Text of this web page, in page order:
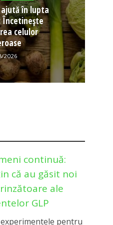
în lupta
Încetinește
celulor
2026
continuă:
că au găsit noi
ale
GLP
pentru